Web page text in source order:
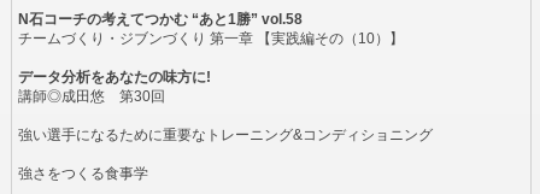
N石コーチの考えてつかむ “あと1勝” vol.58
チームづくり・ジブンづくり 第一章 【実践編その（10）】
データ分析をあなたの味方に!
講師◎成田悠 第30回
強い選手になるために重要なトレーニング&コンディショニング
強さをつくる食事学